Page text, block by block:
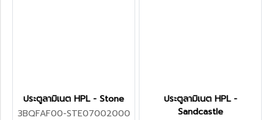
ประตูลามิเนต HPL - Stone
3BQFAF00-STE07002000
ประตูลามิเนต HPL -
Sandcastle